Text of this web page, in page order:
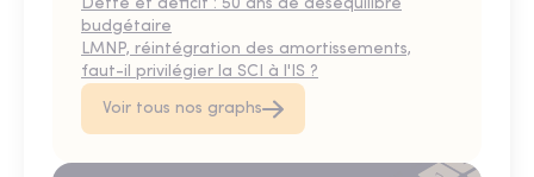
Dette et déficit : 50 ans de déséquilibre
budgétaire
LMNP, réintégration des amortissements,
faut-il privilégier la SCI à l'IS ?
Voir tous nos graphs